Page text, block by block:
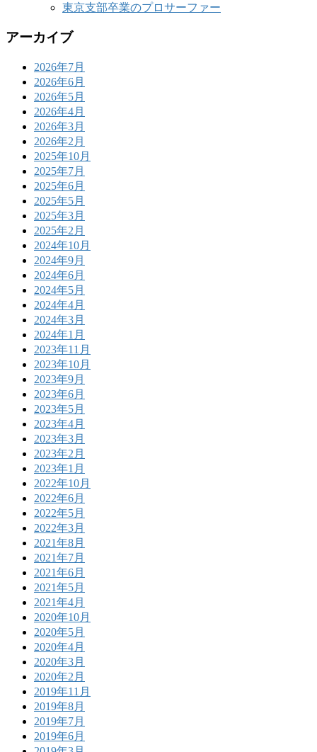
東京支部卒業のプロサーファー
アーカイブ
2026年7月
2026年6月
2026年5月
2026年4月
2026年3月
2026年2月
2025年10月
2025年7月
2025年6月
2025年5月
2025年3月
2025年2月
2024年10月
2024年9月
2024年6月
2024年5月
2024年4月
2024年3月
2024年1月
2023年11月
2023年10月
2023年9月
2023年6月
2023年5月
2023年4月
2023年3月
2023年2月
2023年1月
2022年10月
2022年6月
2022年5月
2022年3月
2021年8月
2021年7月
2021年6月
2021年5月
2021年4月
2020年10月
2020年5月
2020年4月
2020年3月
2020年2月
2019年11月
2019年8月
2019年7月
2019年6月